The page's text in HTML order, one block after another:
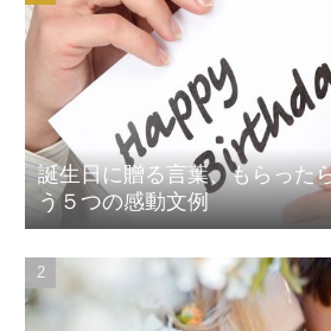
誕生日に贈る言葉、もらった
う５つの感動文例